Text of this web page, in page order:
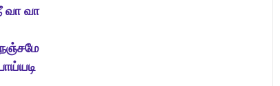
வா வா